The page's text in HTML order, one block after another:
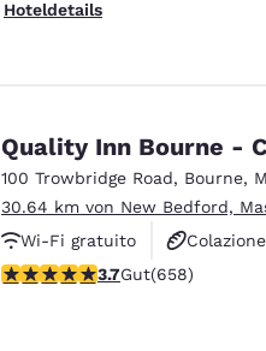
Hoteldetails
Quality Inn Bourne -
100 Trowbridge Road, Bourne,
30.64 km von New Bedford,
Wi-Fi gratuito
Colazione calda gratuita
3.68-Sterne-Bewertung. Gut.
3.7Gut(658)